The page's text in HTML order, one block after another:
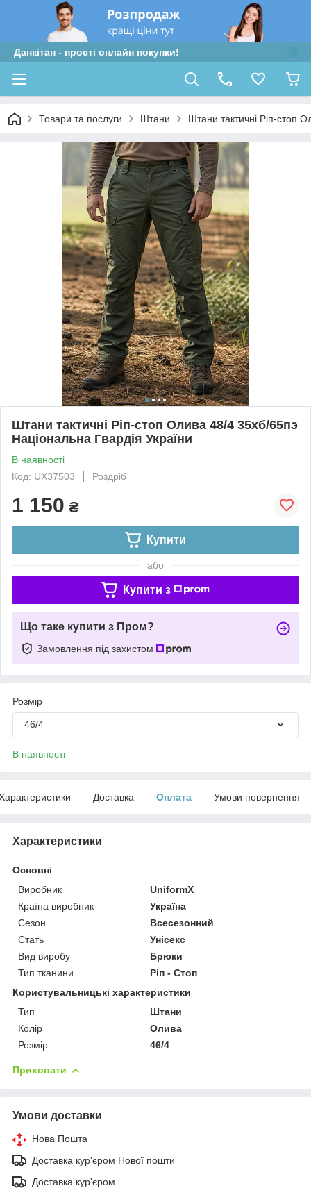
Данкітан - прості онлайн покупки!
Товари та послуги Штани Штани тактичні Ріп-стоп
Штани тактичні Ріп-стоп Олива 48/4 35хб/65пэ
Національна Гвардія України
В наявності
Код: UX37503
Роздріб
1 150 ₴
Купити
або
Купити з
Що таке купити з Пром?
Замовлення під захистом
Розмір
46/4
В наявності
Доставка Оплата Умови повернення
Характеристики
Основні
Виробник
UniformX
Країна виробник
Україна
Сезон
Всесезонний
Стать
Унісекс
Вид виробу
Брюки
Тип тканини
Ріп - Стоп
Користувальницькі характеристики
Тип
Штани
Колір
Олива
Розмір
46/4
Приховати
Умови доставки
Нова Пошта
Доставка кур'єром Нової пошти
Доставка кур'єром